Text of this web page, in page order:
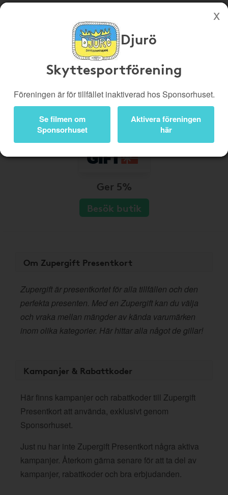
Köp genom denna sida stöttar Djurö Skyttesportförening
Presentkort
Kampanjer
Bli medlem
Logga in
Djurö
Skyttesportförening
Föreningen är för tillfället inaktiverad hos Sponsorhuset.
Se filmen om
Sponsorhuset
Aktivera föreningen
här
Ger 5%
Besök butik
Om Zupergift Presentkort
Zupergift är presentkortet för alla tillfällen och den
perfekta presenten. Med en Zupergift kan du välja
och vraka mellan mängder av kända varumärken
inom olika kategorier. Här hittar alla något de gillar!
Kampanjer & Rabattkoder
Här finns kampanjer och rabattkoder till Zupergift
Presentkort att använda, exklusivt genom
Sponsorhuset.
Just nu har inte Zupergift Presentkort några aktiva
kampanjer. Återkom gärna senare för att ta del av
kampanjer, rabattkoder och bra erbjudanden.